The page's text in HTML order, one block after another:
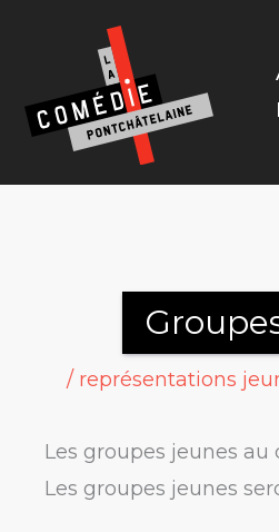
contenu
/ représentations
Les groupes jeunes au
Les groupes jeunes